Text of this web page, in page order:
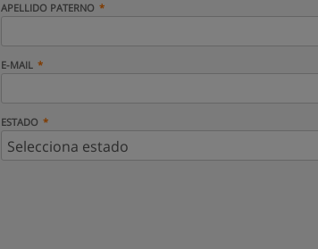
APELLIDO PATERNO
E-MAIL
ESTADO